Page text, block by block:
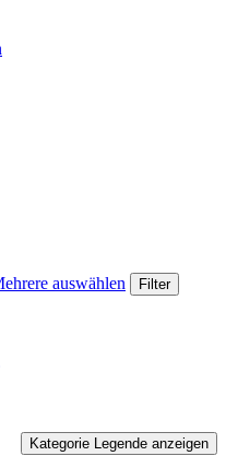
Kategorie Legende anzeigen